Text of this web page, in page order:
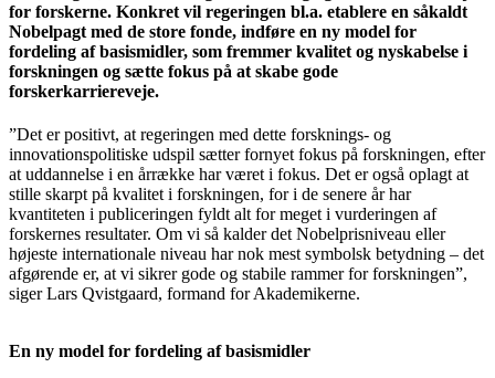
for forskerne. Konkret vil regeringen bl.a. etablere en såkaldt
Nobelpagt med de store fonde, indføre en ny model for
fordeling af basismidler, som fremmer kvalitet og nyskabelse i
forskningen og sætte fokus på at skabe gode
forskerkarriereveje.
”Det er positivt, at regeringen med dette forsknings- og
innovationspolitiske udspil sætter fornyet fokus på forskningen, efter
at uddannelse i en årrække har været i fokus. Det er også oplagt at
stille skarpt på kvalitet i forskningen, for i de senere år har
kvantiteten i publiceringen fyldt alt for meget i vurderingen af
forskernes resultater. Om vi så kalder det Nobelprisniveau eller
højeste internationale niveau har nok mest symbolsk betydning – det
afgørende er, at vi sikrer gode og stabile rammer for forskningen”,
siger Lars Qvistgaard, formand for Akademikerne.
En ny model for fordeling af basismidler